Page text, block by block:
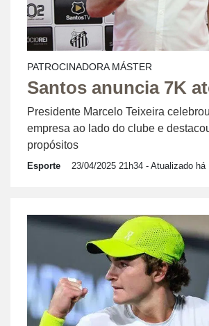
PATROCINADORA MÁSTER
Santos anuncia 7K
Presidente Marcelo Teixeira
empresa ao lado do clube e
propósitos
Esporte 23/04/2025 21h34 - Atualizado há